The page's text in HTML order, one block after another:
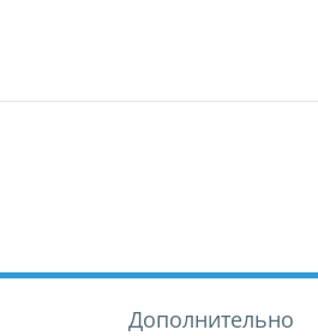
Дополнительно